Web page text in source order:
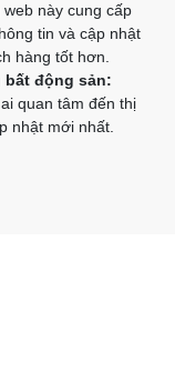
web này cung cấp
tin và cập nhật
hàng tốt hơn.
bất động sản:
quan tâm đến thị
nhật mới nhất.